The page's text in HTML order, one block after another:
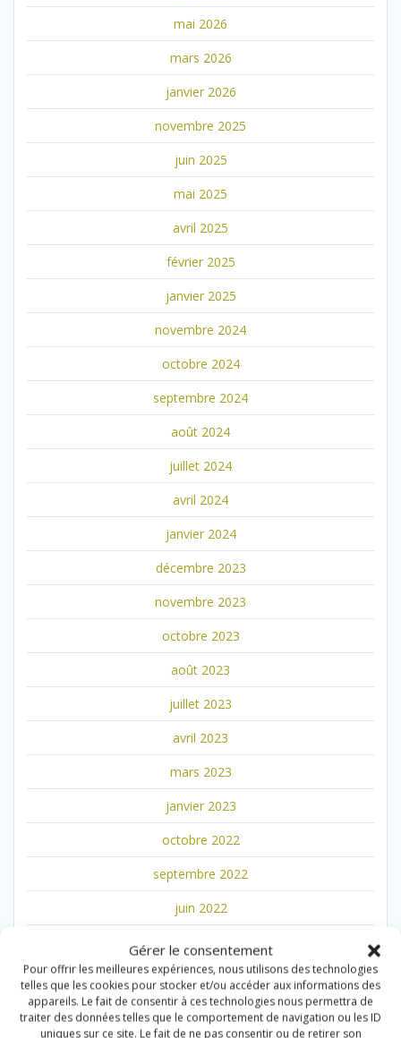
Gérer le consentement
Pour offrir les meilleures expériences, nous utilisons des technologies
telles que les cookies pour stocker et/ou accéder aux informations des
appareils. Le fait de consentir à ces technologies nous permettra de
traiter des données telles que le comportement de navigation ou les ID
uniques sur ce site. Le fait de ne pas consentir ou de retirer son
mai 2026
mars 2026
janvier 2026
novembre 2025
juin 2025
mai 2025
avril 2025
février 2025
janvier 2025
novembre 2024
octobre 2024
septembre 2024
août 2024
juillet 2024
avril 2024
janvier 2024
décembre 2023
novembre 2023
octobre 2023
août 2023
juillet 2023
avril 2023
mars 2023
janvier 2023
octobre 2022
septembre 2022
juin 2022
février 2022
décembre 2021